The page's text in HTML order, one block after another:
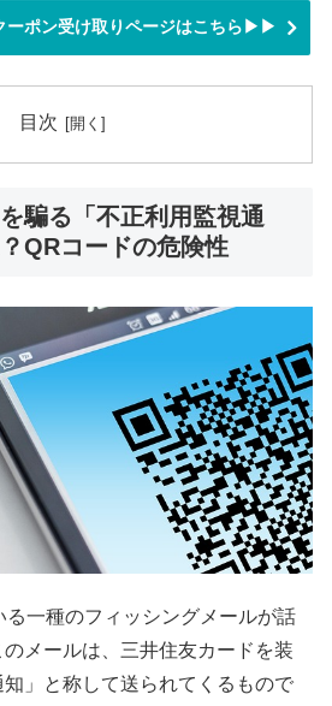
ーポン受け取りページはこちら▶▶
目次
騙る「不正利用監視通
QRコードの危険性
一種のフィッシングメールが話
メールは、三井住友カードを装
」と称して送られてくるもので